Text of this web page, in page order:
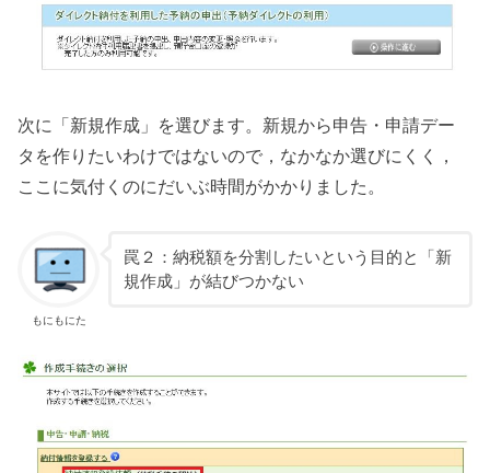
次に「新規作成」を選びます。新規から申告・申請デー
タを作りたいわけではないので，なかなか選びにくく，
ここに気付くのにだいぶ時間がかかりました。
もにもにた
罠２：納税額を分割したいという目的と「新
規作成」が結びつかない